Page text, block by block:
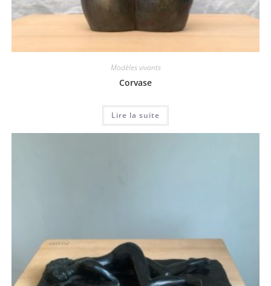
Modèles vivants
Corvase
Lire la suite